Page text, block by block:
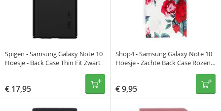
Spigen - Samsung Galaxy Note 10
Hoesje - Back Case Thin Fit Zwart
€ 17,95
Shop4 - Samsung Galaxy Note 10
Hoesje - Zachte Back Case Rozen
€9,95